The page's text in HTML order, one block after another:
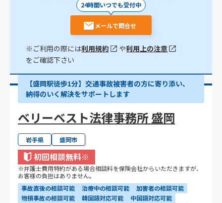
24時間いつでも受付中
メールで問合せ
※ご利用の際には利用規約 や利用上の注意
をご確認下さい
【盛岡駅徒歩1分】交通事故被害者の方に寄り添い、
納得のいく解決をサポートします
ベリーベスト法律事務所 盛岡
岩手県 盛岡市
初回相談無料※
※弁護士費用特約がある場合相談料を保険会社からいただきますが、
お客様の負担はありません。
事故直後の相談可能
治療中の相談可能
加害者の相談可能
物損事故の相談可能
韓国語対応可能
中国語対応可能